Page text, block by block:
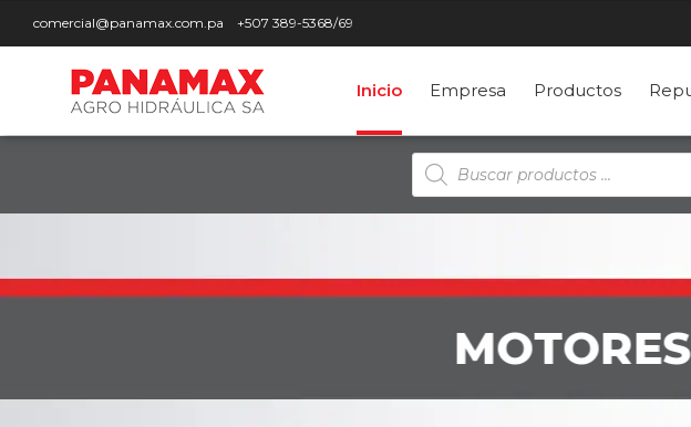
comercial@panamax.com.pa +507 389-5368/69
Inicio Empresa Productos
Búsqueda
de
productos